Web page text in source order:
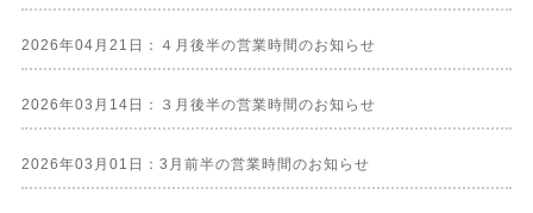
2026年04月21日：４月後半の営業時間のお知らせ
2026年03月14日：３月後半の営業時間のお知らせ
2026年03月01日：3月前半の営業時間のお知らせ